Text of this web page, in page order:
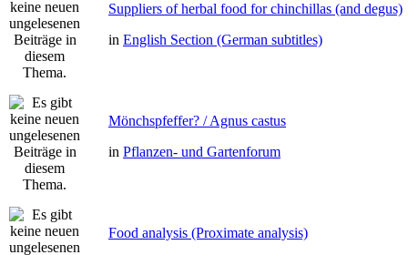
Suppliers of herbal food for chinchillas (and degus)
in English Section (German subtitles)
Mönchspfeffer? / Agnus castus
in Pflanzen- und Gartenforum
Food analysis (Proximate analysis)